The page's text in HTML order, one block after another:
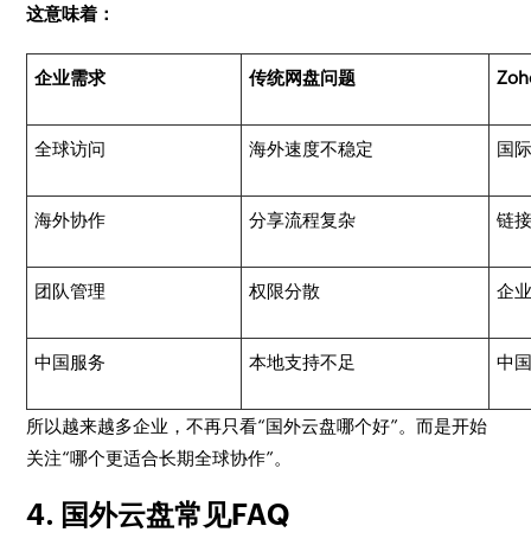
这意味着：
企业需求 传统网盘问题
全球访问 海外速度不稳定 国
海外协作 分享流程复杂 链
团队管理 权限分散 企
中国服务 本地支持不足 中
所以越来越多企业，不再只看“国外云盘哪个好”。而是开始
关注“哪个更适合长期全球协作”。
4. 国外云盘常见FAQ